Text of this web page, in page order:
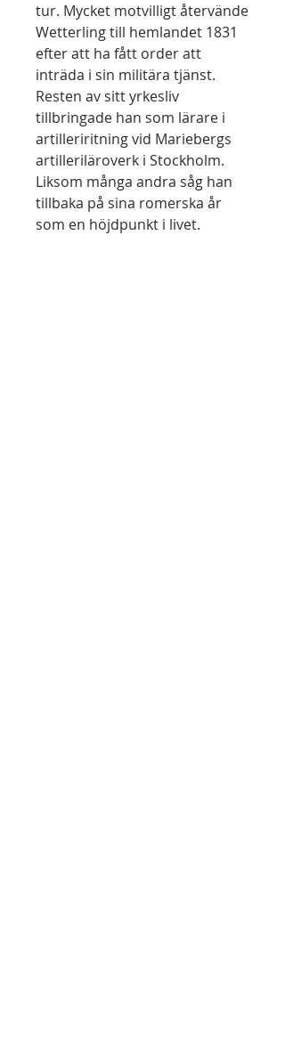
tur. Mycket motvilligt återvände
Wetterling till hemlandet 1831
efter att ha fått order att
inträda i sin militära tjänst.
Resten av sitt yrkesliv
tillbringade han som lärare i
artilleriritning vid Mariebergs
artilleriläroverk i Stockholm.
Liksom många andra såg han
tillbaka på sina romerska år
som en höjdpunkt i livet.